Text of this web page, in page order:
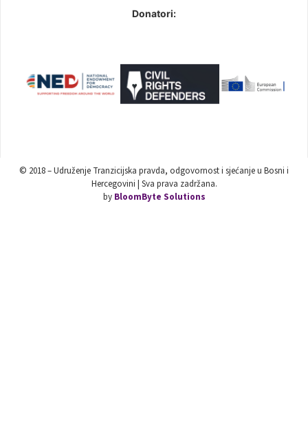
Donatori:
© 2018 – Udruženje Tranzicijska pravda, odgovornost i sjećanje u Bosni i
Hercegovini | Sva prava zadržana.
by BloomByte Solutions